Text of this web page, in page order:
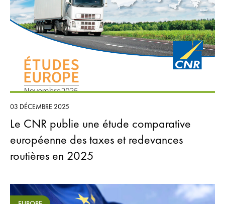
03 DÉCEMBRE 2025
Le CNR publie une étude comparative
européenne des taxes et redevances
routières en 2025